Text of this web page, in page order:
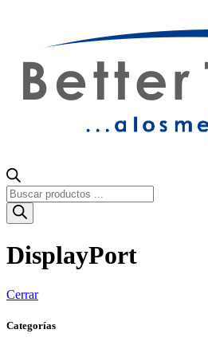
Búsqueda
de
productos
DisplayPort
Cerrar
Categorías